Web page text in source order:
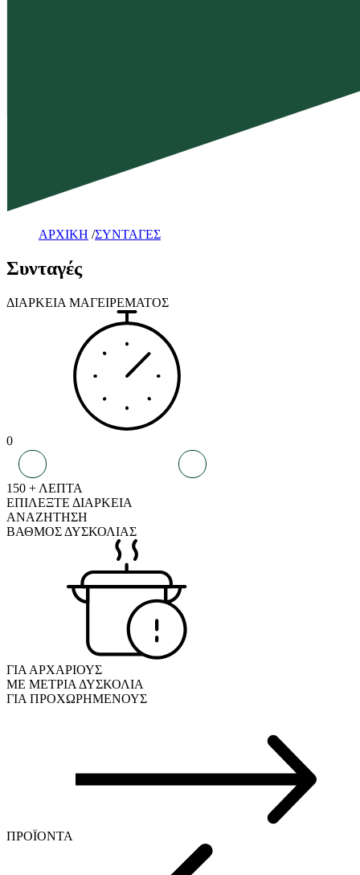
ΑΡΧΙΚΗ /ΣΥΝΤΑΓΕΣ
Συνταγές
ΔΙΑΡΚΕΙΑ ΜΑΓΕΙΡΕΜΑΤΟΣ
0
150 + ΛΕΠΤΑ
ΕΠΙΛΕΞΤΕ ΔΙΑΡΚΕΙΑ
ΑΝΑΖΗΤΗΣΗ
ΒΑΘΜΟΣ ΔΥΣΚΟΛΙΑΣ
ΓΙΑ ΑΡΧΑΡΙΟΥΣ
ΜΕ ΜΕΤΡΙΑ ΔΥΣΚΟΛΙΑ
ΓΙΑ ΠΡΟΧΩΡΗΜΕΝΟΥΣ
ΠΡΟΪΟΝΤΑ